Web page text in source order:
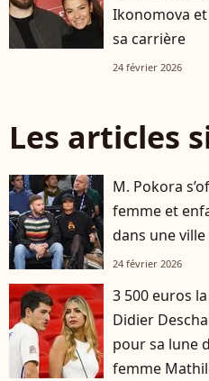
Ikonomova
sa carrière
24 février 2026
Les articles
M. Pokora
femme et
dans une
24 février 2026
3 500 euros
Didier
pour sa lune
femme